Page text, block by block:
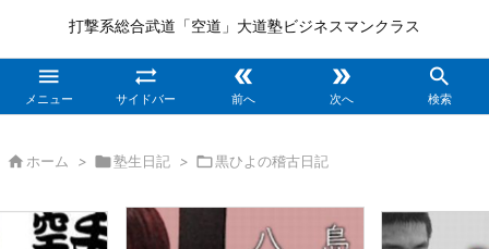
打撃系総合武道「空道」大道塾ビジネスマンクラス

メニュー

サイドバー

前へ

次へ

検索
 ホーム > 塾生日記 > 黒ひよの稽古日記